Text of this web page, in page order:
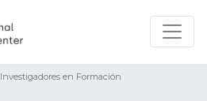
Investigadores en Formación